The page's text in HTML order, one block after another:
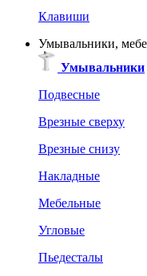
Клавиши
Умывальники,
Умывальники
Подвесные
Врезные сверху
Врезные снизу
Накладные
Мебельные
Угловые
Пьедесталы